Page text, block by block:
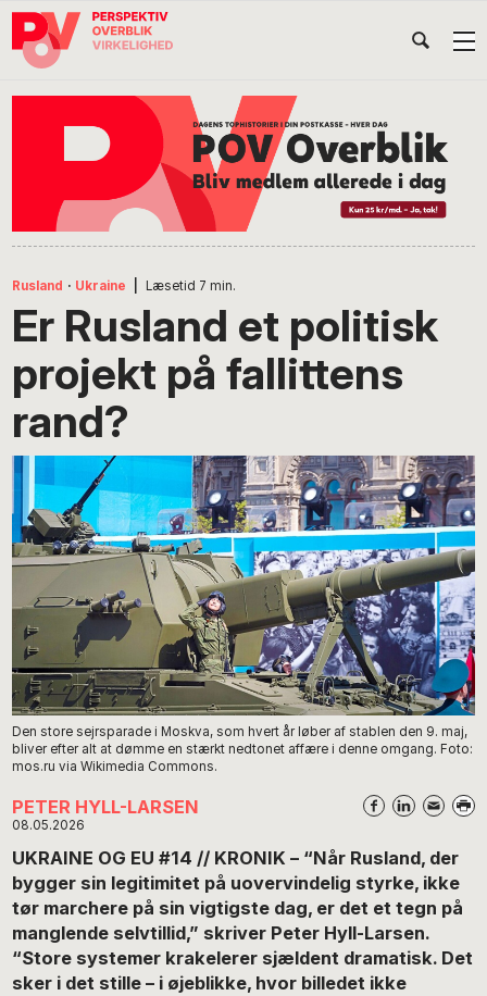
Gå
direkte
Skip
indhold
Gå
direkte
Rusland · Ukraine Læsetid 7 min.
Er Rusland et politisk
projekt på fallittens
rand?
Den store sejrsparade i Moskva, som hvert år løber af stablen den 9. maj,
bliver efter alt at dømme en stærkt nedtonet affære i denne omgang. Foto:
mos.ru via Wikimedia Commons.
PETER HYLL-LARSEN
08.05.2026
UKRAINE OG EU #14 // KRONIK – “Når Rusland, der
bygger sin legitimitet på uovervindelig styrke, ikke
tør marchere på sin vigtigste dag, er det et tegn på
manglende selvtillid,” skriver Peter Hyll-Larsen.
“Store systemer krakelerer sjældent dramatisk. Det
sker i det stille – i øjeblikke, hvor billedet ikke